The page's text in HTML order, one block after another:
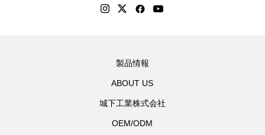
製品情報
ABOUT US
城下工業株式会社
OEM/ODM